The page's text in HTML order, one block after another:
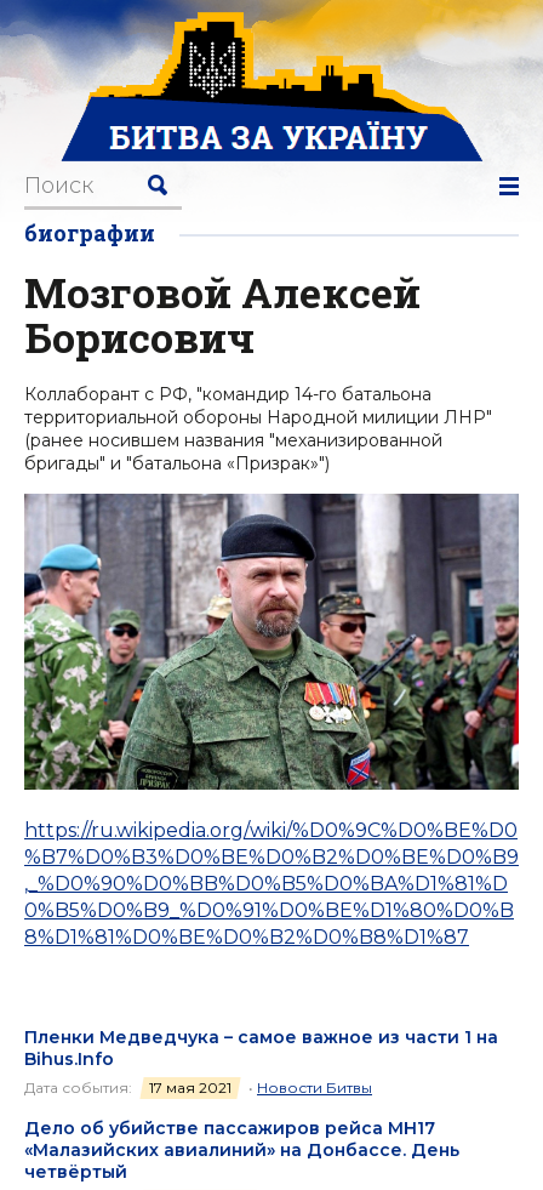
биографии
Мозговой Алексей
Борисович
Коллаборант с РФ, "командир 14-го батальона
территориальной обороны Народной милиции ЛНР"
(ранее носившем названия "механизированной
бригады" и "батальона «Призрак»")
https://ru.wikipedia.org/wiki/%D0%9C%D0%BE%D0
%B7%D0%B3%D0%BE%D0%B2%D0%BE%D0%B9
,_%D0%90%D0%BB%D0%B5%D0%BA%D1%81%D
0%B5%D0%B9_%D0%91%D0%BE%D1%80%D0%B
8%D1%81%D0%BE%D0%B2%D0%B8%D1%87
Пленки Медведчука – самое важное из части 1 на
Bihus.Info
Дата события: 17 мая 2021 • Новости Битвы
Дело об убийстве пассажиров рейса МН17
«Малазийских авиалиний» на Донбассе. День
четвёртый